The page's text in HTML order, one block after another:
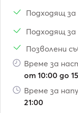
Подходящ
Подходящ за
Позволени
Време за
от 10:00 до
Време за
21:00